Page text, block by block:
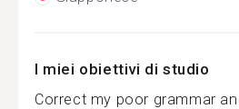
I miei obiettivi di studio
Correct my poor grammar